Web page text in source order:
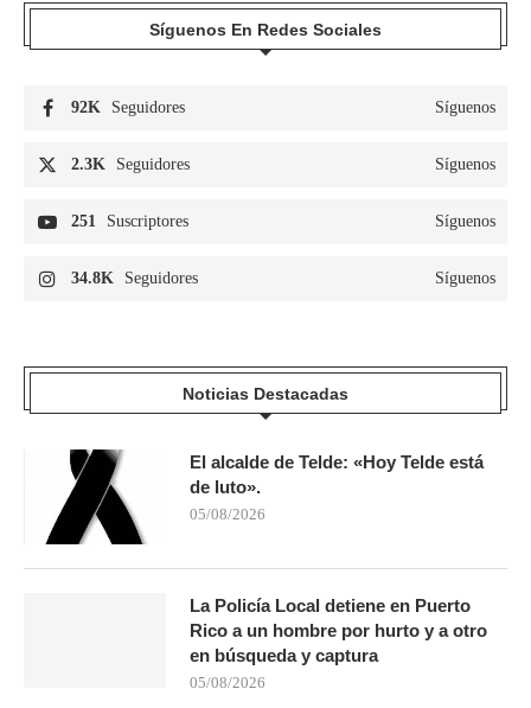
Síguenos En Redes Sociales
92K Seguidores Síguenos
2.3K Seguidores Síguenos
251 Suscriptores Síguenos
34.8K Seguidores Síguenos
Noticias Destacadas
El alcalde de Telde: «Hoy Telde está
de luto».
05/08/2026
La Policía Local detiene en Puerto
Rico a un hombre por hurto y a otro
en búsqueda y captura
05/08/2026